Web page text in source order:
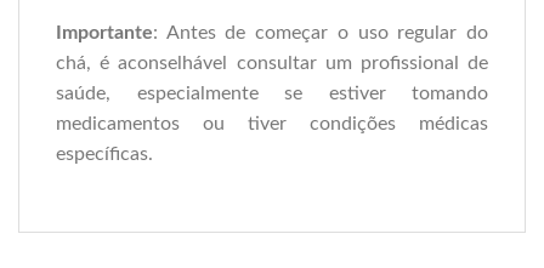
Importante: Antes de começar o uso regular do
chá, é aconselhável consultar um profissional de
saúde, especialmente se estiver tomando
medicamentos ou tiver condições médicas
específicas.